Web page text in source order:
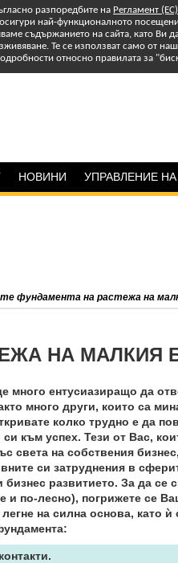
разпоредбите на Регламент
най-функционалното
съдържанието на сайта, като Ви
Те се използват само от
относно правилата за
НОВИНИ УПРАВЛЕНИЕ
фундамента на растежа на
НА МАЛКИЯ
много ентусиазиращо да
много други, които са
колко трудно е да
си към успех. Тези от Вас,
света на собствения
си затруднения в
бизнес развитието. За да се
и по-лесно), погрижете се
на силна основа, като ѝ